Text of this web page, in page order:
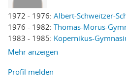
1972 - 1976: Albert-Schweitzer-
1976 - 1982: Thomas-Morus-
1983 - 1985: Kopernikus-
Mehr anzeigen
Profil melden